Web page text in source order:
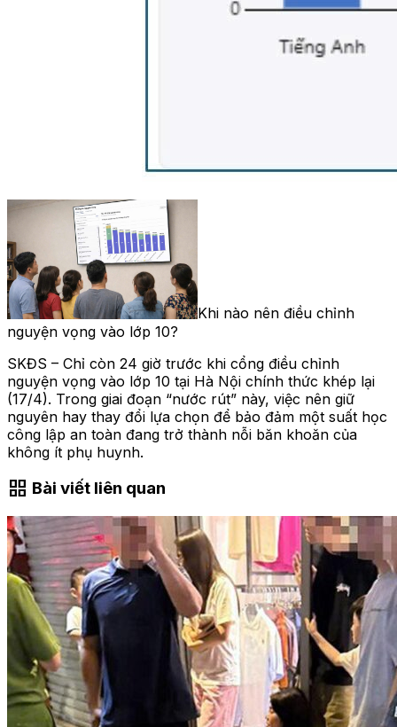
Khi nào nên điều chỉnh
nguyện vọng vào lớp 10?
SKĐS – Chỉ còn 24 giờ trước khi cổng điều chỉnh
nguyện vọng vào lớp 10 tại Hà Nội chính thức khép lại
(17/4). Trong giai đoạn “nước rút” này, việc nên giữ
nguyên hay thay đổi lựa chọn để bảo đảm một suất học
công lập an toàn đang trở thành nỗi băn khoăn của
không ít phụ huynh.
grid_view Bài viết liên quan